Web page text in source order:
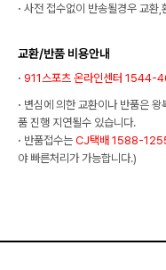
· 사전 접수없이 반송될경우 교환,
교환/반품 비용안내
· 911스포츠 온라인센터 1544-
· 변심에 의한 교환이나 반품은
품 진행 지연될수 있습니다.
· 반품접수는 CJ택배 1588-
야 빠른처리가 가능합니다.)